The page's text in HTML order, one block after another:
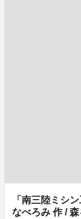
「南三陸ミシ
なべろみ 作 / 森